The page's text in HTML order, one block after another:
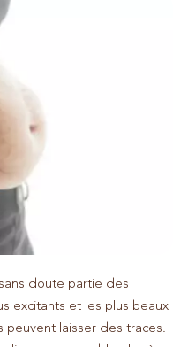
doute partie des
excitants et les plus beaux
peuvent laisser des traces.